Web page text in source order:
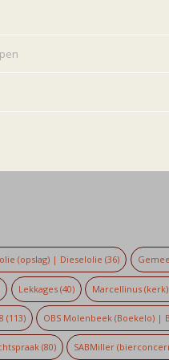
(opslag) | Dieselolie (36)
Lekkages(40) Marcellinus (kerk)
(113) OBS Molenbeek (Boekelo) |
(80) SABMiller